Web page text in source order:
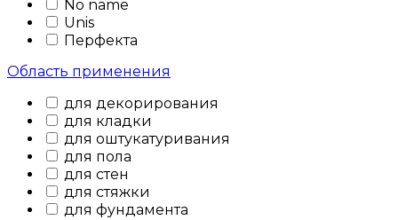
No name
Unis
Перфекта
Область применения
для декорирования
для кладки
для оштукатуривания
для пола
для стен
для стяжки
для фундамента